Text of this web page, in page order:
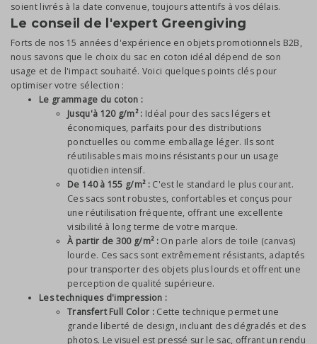
soient livrés à la date convenue, toujours attentifs à vos délais.
Le conseil de l'expert Greengiving
Forts de nos 15 années d'expérience en objets promotionnels B2B,
nous savons que le choix du sac en coton idéal dépend de son
usage et de l'impact souhaité. Voici quelques points clés pour
optimiser votre sélection :
Le grammage du coton :
Jusqu'à 120 g/m² : Idéal pour des sacs légers et
économiques, parfaits pour des distributions
ponctuelles ou comme emballage léger. Ils sont
réutilisables mais moins résistants pour un usage
quotidien intensif.
De 140 à 155 g/m² :C'est le standard le plus courant.
Ces sacs sont robustes, confortables et conçus pour
une réutilisation fréquente, offrant une excellente
visibilité à long terme de votre marque.
À partir de 300 g/m² :On parle alors de toile (canvas)
lourde. Ces sacs sont extrêmement résistants, adaptés
pour transporter des objets plus lourds et offrent une
perception de qualité supérieure.
Les techniques d'impression :
Transfert Full Color :Cette technique permet une
grande liberté de design, incluant des dégradés et des
photos. Le visuel est pressé sur le sac, offrant un rendu